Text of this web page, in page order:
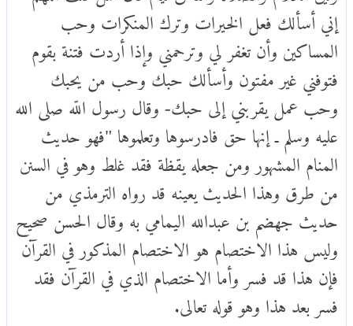
إني أسألك فعل الخيرات وترك المنكرات وحب
المساكين وأن تغفر لي وترحمني وإذا أردت فتنة بقوم
فتوفني غير مفتون وأسألك حبك وحب من يحبك
وحب عمل يقربني إلى حبك- وقال رسول اللّه صلى الله
عليه وسلم ـ إنها حق فادرسوها وتعلموها "فهو حديث
المنام المشهور ومن جعله يقظة فقد غلط وهو في السنن
من طرق وهذا الحديث يعينه قد رواه الترمذي من
حديث جهضم بن عبدالله اليمامي به وقال الحسن صحيح
وليس هذا الاختصام هو الاختصام المذكور في القرآن
فإن هذا قد فسر وأما الاختصام الذي في القرآن فقد
فسر بعد هذا وهو قوله تعالى.